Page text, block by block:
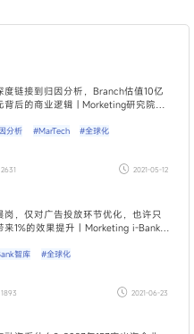
度链接到归因分析，Branch估值10亿
背后的商业逻辑 | Morketing研究院
分析 #MarTech #全球化
2631 2021-05-12
岗，仅对广告投放环节优化，也许只
来1%的效果提升｜Morketing i-Bank智
智库 #全球化
1893 2021-06-23